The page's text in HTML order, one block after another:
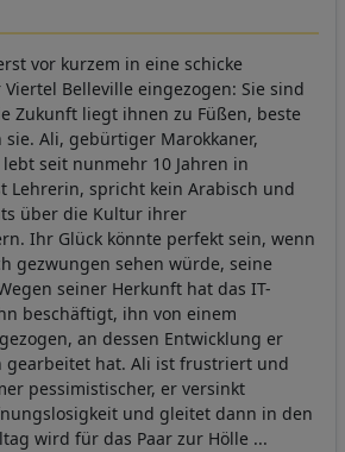
vor kurzem in eine schicke
Belleville eingezogen: Sie sind
Zukunft liegt ihnen zu Füßen, beste
Ali, gebürtiger Marokkaner,
seit nunmehr 10 Jahren in
Lehrerin, spricht kein Arabisch und
über die Kultur ihrer
Ihr Glück könnte perfekt sein, wenn
gezwungen sehen würde, seine
seiner Herkunft hat das IT-
beschäftigt, ihn von einem
an dessen Entwicklung er
gearbeitet hat. Ali ist frustriert und
pessimistischer, er versinkt
und gleitet dann in den
wird für das Paar zur Hölle ...